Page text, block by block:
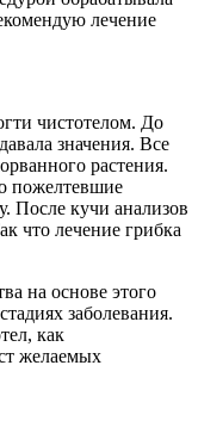
лечение
чистотелом. До
значения. Все
растения.
пожелтевшие
После кучи анализов
что лечение грибка
на основе этого
заболевания.
как
желаемых